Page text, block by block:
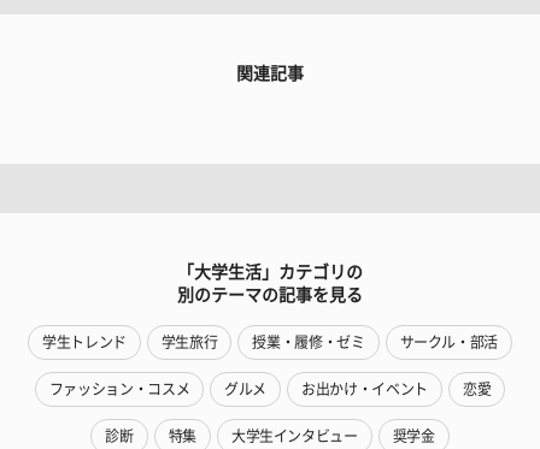
関連記事
「大学生活」カテゴリの
別のテーマの記事を見る
学生トレンド 学生旅行 授業・履修・ゼミ サークル・部活
ファッション・コスメ グルメ お出かけ・イベント 恋愛
診断 特集 大学生インタビュー 奨学金